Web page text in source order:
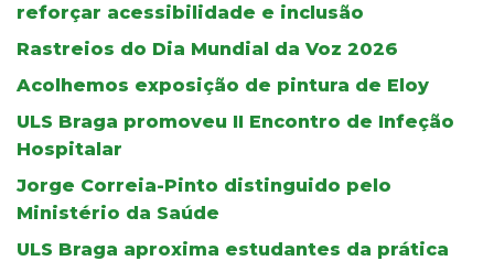
reforçar acessibilidade e inclusão
Rastreios do Dia Mundial da Voz 2026
Acolhemos exposição de pintura de Eloy
ULS Braga promoveu II Encontro de Infeção
Hospitalar
Jorge Correia-Pinto distinguido pelo
Ministério da Saúde
ULS Braga aproxima estudantes da prática